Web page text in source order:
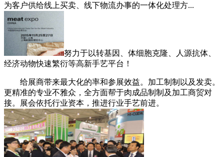
为客户供给线上买卖、线下物流办事的一体化处理方...
努力于以转基因、体细胞克隆、人源抗体、
经济动物快速繁衍等高新手艺平台！
给展商带来最大化的率和参展效益。加工制制以及发卖。
更精准的专业不雅众，全方面帮于肉成品制制及加工商贸对
接。展会依托行业资本，推进行业手艺前进。